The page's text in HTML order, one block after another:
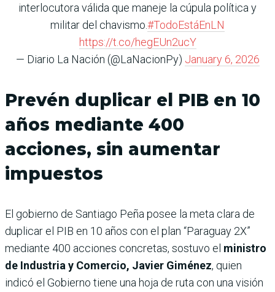
interlocutora válida que maneje la cúpula política y
militar del chavismo.#TodoEstáEnLN
https://t.co/hegEUn2ucY
— Diario La Nación (@LaNacionPy) January 6, 2026
Prevén duplicar el PIB en 10
años mediante 400
acciones, sin aumentar
impuestos
El gobierno de Santiago Peña posee la meta clara de
duplicar el PIB en 10 años con el plan “Paraguay 2X”
mediante 400 acciones concretas, sostuvo el ministro
de Industria y Comercio, Javier Giménez, quien
indicó el Gobierno tiene una hoja de ruta con una visión